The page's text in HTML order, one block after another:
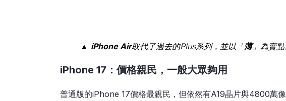
▲ iPhone Air取代了過去的Plus系列，並以「薄」為賣點
iPhone 17：價格親民，一般大眾夠用
普通版的iPhone 17價格最親民，但依然有A19晶片與4800萬